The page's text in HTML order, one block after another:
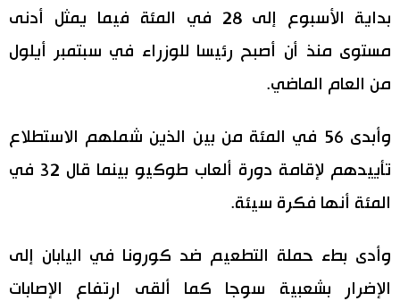
بداية الأسبوع إلى 28 في المئة فيما يمثل أدنى
مستوى منذ أن أصبح رئيسا للوزراء في سبتمبر أيلول
من العام الماضي.
وأبدى 56 في المئة من بين الذين شملهم الاستطلاع
تأييدهم لإقامة دورة ألعاب طوكيو بينما قال 32 في
المئة أنها فكرة سيئة.
وأدى بطء حملة التطعيم ضد كورونا في اليابان إلى
الإضرار بشعبية سوجا كما ألقى ارتفاع الإصابات